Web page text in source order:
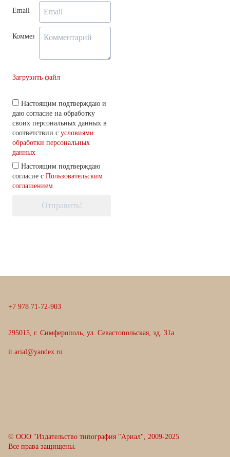
Email
Комментарий
Загрузить файл
Настоящим подтверждаю и
даю согласие на обработку
своих персональных данных в
соответствии с условиями
обработки персональных
данных
Настоящим подтверждаю
согласие с Пользовательским
соглашением
Отправить!
+7 978 71-72-903
295015, г. Симферополь, ул. Севастопольская, зд. 31а
it.arial@yandex.ru
© ООО "Издательство типография "Ариал", 2009-2025
Все права защищены.